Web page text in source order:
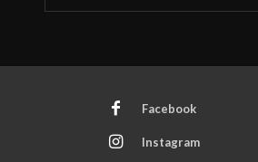
Facebook
Instagram